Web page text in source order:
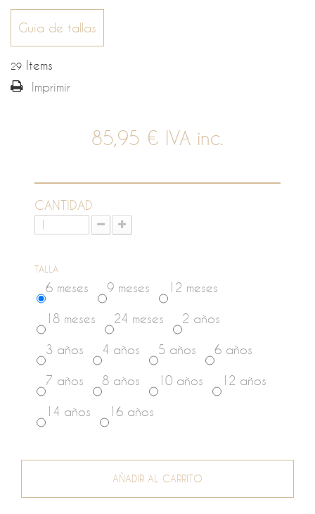
Guía de tallas
29
Items
Imprimir
85,95 € IVA inc.
CANTIDAD
TALLA
6 meses 9 meses 12 meses
18 meses 24 meses 2 años
3 años 4 años 5 años 6 años
7 años 8 años 10 años 12 años
14 años 16 años
AÑADIR AL CARRITO